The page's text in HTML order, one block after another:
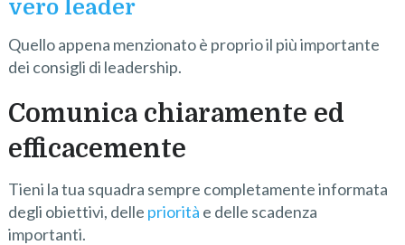
vero leader
Quello appena menzionato è proprio il più importante
dei consigli di leadership.
Comunica chiaramente ed
efficacemente
Tieni la tua squadra sempre completamente informata
degli obiettivi, delle priorità e delle scadenza
importanti.